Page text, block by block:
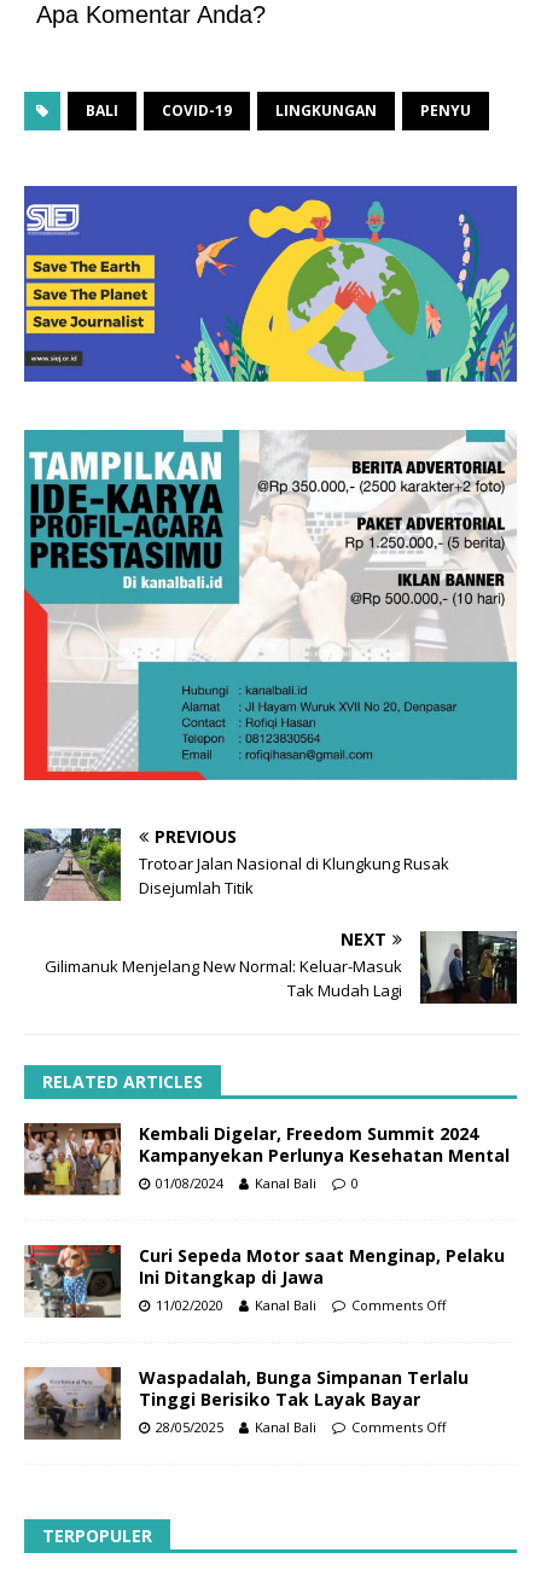
Apa Komentar Anda?
BALI COVID-19 LINGKUNGAN PENYU
PREVIOUS
Trotoar Jalan Nasional di Klungkung Rusak
Disejumlah Titik
NEXT
Gilimanuk Menjelang New Normal: Keluar-Masuk
Tak Mudah Lagi
RELATED ARTICLES
Kembali Digelar, Freedom Summit 2024
Kampanyekan Perlunya Kesehatan Mental
01/08/2024 Kanal Bali 0
Curi Sepeda Motor saat Menginap, Pelaku
Ini Ditangkap di Jawa
11/02/2020 Kanal Bali Comments Off
Waspadalah, Bunga Simpanan Terlalu
Tinggi Berisiko Tak Layak Bayar
28/05/2025 Kanal Bali Comments Off
TERPOPULER